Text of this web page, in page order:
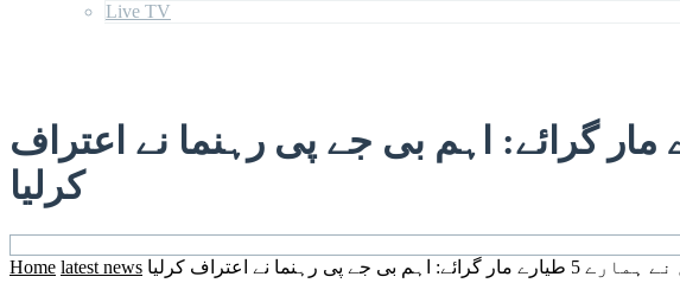
Live TV
اچھے نہیں، پاکستان نے ہمارے 5 طیارے مار گرائے: اہم بی جے پی رہنما نے اعتراف
کرلیا
Home latest news نے اعتراف کرلیا